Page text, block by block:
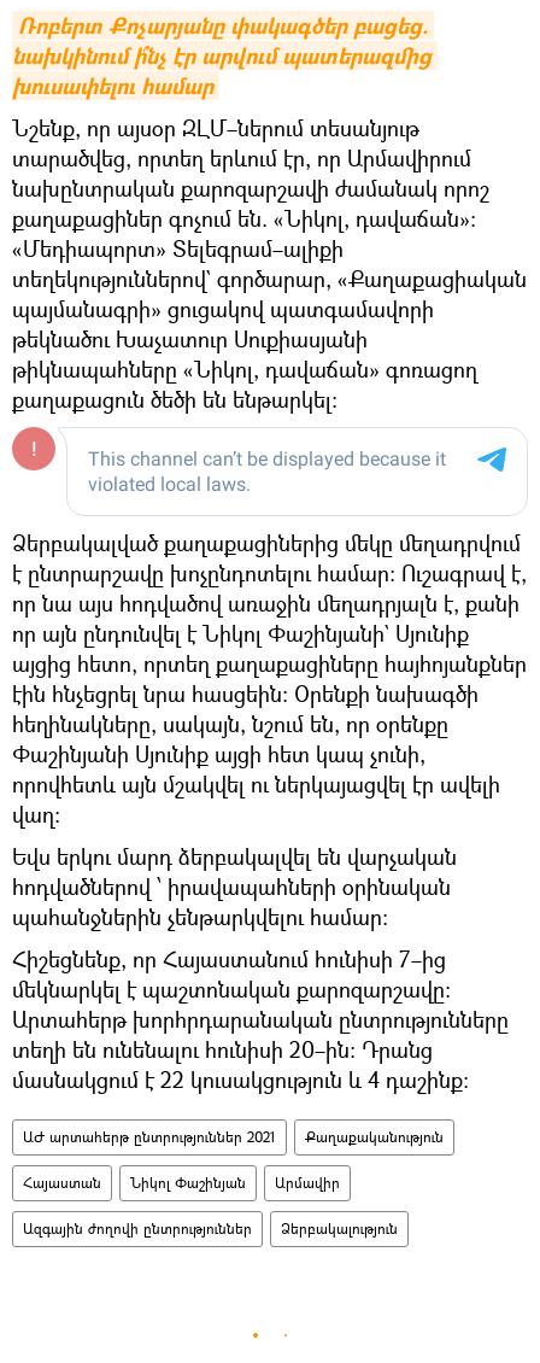
Ռոբերտ Քոչարյանը փակագծեր բացեց.
նախկինում ի՞նչ էր արվում պատերազմից
խուսափելու համար
Նշենք, որ այսօր ԶԼՄ–ներում տեսանյութ
տարածվեց, որտեղ երևում էր, որ Արմավիրում
նախընտրական քարոզարշավի ժամանակ որոշ
քաղաքացիներ գոչում են. «Նիկոլ, դավաճան»։
«Մեդիապորտ» Տելեգրամ–ալիքի
տեղեկություններով` գործարար, «Քաղաքացիական
պայմանագրի» ցուցակով պատգամավորի
թեկնածու Խաչատուր Սուքիասյանի
թիկնապահները «Նիկոլ, դավաճան» գոռացող
քաղաքացուն ծեծի են ենթարկել։
Ձերբակալված քաղաքացիներից մեկը մեղադրվում
է ընտրարշավը խոչընդոտելու համար։ Ուշագրավ է,
որ նա այս հոդվածով առաջին մեղադրյալն է, քանի
որ այն ընդունվել է Նիկոլ Փաշինյանի` Սյունիք
այցից հետո, որտեղ քաղաքացիները հայհոյանքներ
էին հնչեցրել նրա հասցեին։ Օրենքի նախագծի
հեղինակները, սակայն, նշում են, որ օրենքը
Փաշինյանի Սյունիք այցի հետ կապ չունի,
որովհետև այն մշակվել ու ներկայացվել էր ավելի
վաղ։
Եվս երկու մարդ ձերբակալվել են վարչական
հոդվածներով ՝ իրավապահների օրինական
պահանջներին չենթարկվելու համար։
Հիշեցնենք, որ Հայաստանում հունիսի 7–ից
մեկնարկել է պաշտոնական քարոզարշավը։
Արտահերթ խորհրդարանական ընտրությունները
տեղի են ունենալու հունիսի 20–ին։ Դրանց
մասնակցում է 22 կուսակցություն և 4 դաշինք։
ԱԺ արտահերթ ընտրություններ 2021 Քաղաքականություն
Հայաստան Նիկոլ Փաշինյան Արմավիր
Ազգային ժողովի ընտրություններ Ձերբակալություն